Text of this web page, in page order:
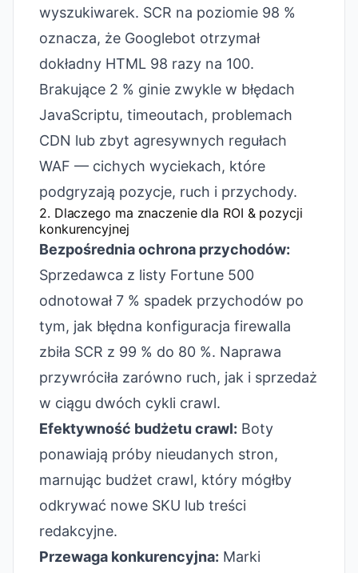
wyszukiwarek. SCR na poziomie 98 %
oznacza, że Googlebot otrzymał
dokładny HTML 98 razy na 100.
Brakujące 2 % ginie zwykle w błędach
JavaScriptu, timeoutach, problemach
CDN lub zbyt agresywnych regułach
WAF — cichych wyciekach, które
podgryzają pozycje, ruch i przychody.
2. Dlaczego ma znaczenie dla ROI & pozycji
konkurencyjnej
Bezpośrednia ochrona przychodów:
Sprzedawca z listy Fortune 500
odnotował 7 % spadek przychodów po
tym, jak błędna konfiguracja firewalla
zbiła SCR z 99 % do 80 %. Naprawa
przywróciła zarówno ruch, jak i sprzedaż
w ciągu dwóch cykli crawl.
Efektywność budżetu crawl: Boty
ponawiają próby nieudanych stron,
marnując budżet crawl, który mógłby
odkrywać nowe SKU lub treści
redakcyjne.
Przewaga konkurencyjna: Marki